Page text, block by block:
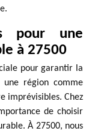
pour une
à 27500
pour garantir la
une région comme
imprévisibles. Chez
de choisir
À 27500, nous